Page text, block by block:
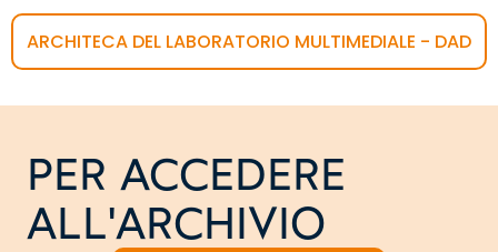
ARCHITECA DEL LABORATORIO MULTIMEDIALE - DAD
PER ACCEDERE
ALL'ARCHIVIO